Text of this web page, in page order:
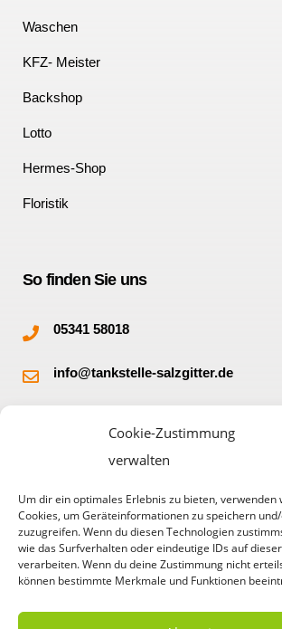
Cookie-Zustimmung
verwalten
Um dir ein optimales Erlebnis zu bieten, verwenden
Cookies, um Geräteinformationen zu speichern
zuzugreifen. Wenn du diesen Technologien
wie das Surfverhalten oder eindeutige IDs auf
verarbeiten. Wenn du deine Zustimmung nicht
können bestimmte Merkmale und Funktionen
Waschen
KFZ- Meister
Backshop
Lotto
Hermes-Shop
Floristik
So finden Sie uns
05341 58018
info@tankstelle-salzgitter.de
38228 Salzgitter